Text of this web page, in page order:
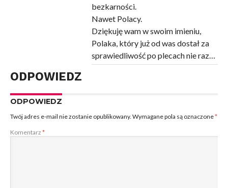
bezkarności.
Nawet Polacy.
Dziękuję wam w swoim imieniu,
Polaka, który już od was dostał za
sprawiedliwość po plecach nie raz…
ODPOWIEDZ
ODPOWIEDZ
Twój adres e-mail nie zostanie opublikowany. Wymagane pola są oznaczone*
Komentarz *